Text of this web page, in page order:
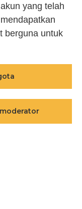
yang telah
berguna untuk